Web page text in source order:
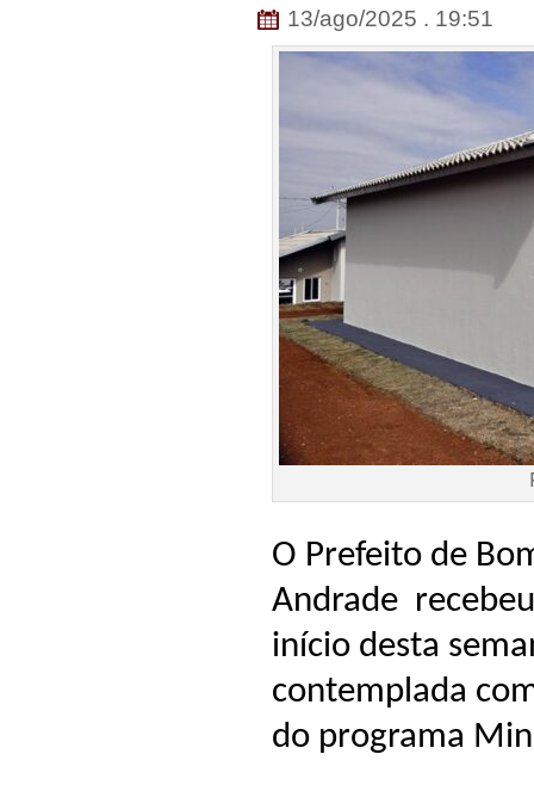
13/ago/2025 . 19:51
O Prefeito de
Andrade
início desta
contemplada
do programa